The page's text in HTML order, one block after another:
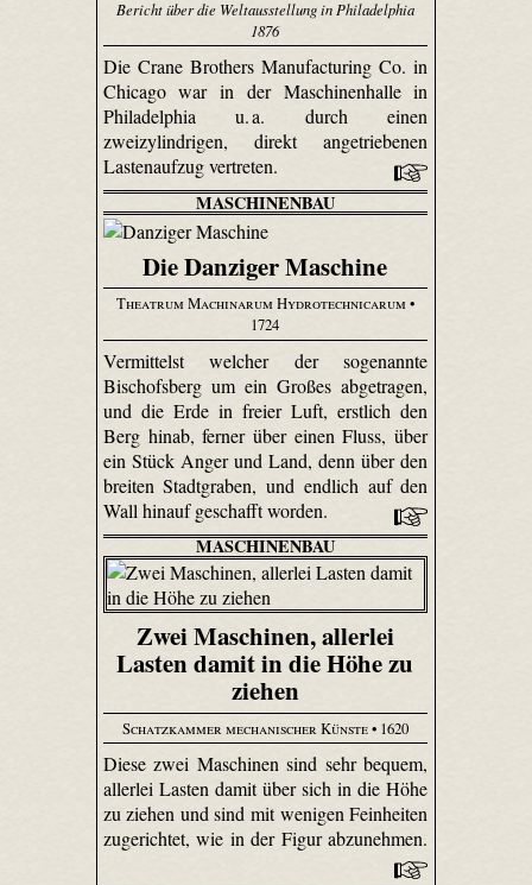
Bericht über die Weltausstellung in Philadelphia
1876
Die Crane Brothers Manu­factu­ring Co. in
Chicago war in der Maschinenhalle in
Philadelphia u. a. durch einen
zweizylindrigen, direkt angetriebenen
Lastenaufzug vertreten.
MASCHINENBAU
Die Danziger Maschine
Theatrum Machinarum Hydrotechnicarum •
1724
Vermittelst welcher der sogenannte
Bischofsberg um ein Großes abgetragen,
und die Erde in freier Luft, erstlich den
Berg hinab, ferner über einen Fluss, über
ein Stück Anger und Land, denn über den
breiten Stadtgraben, und endlich auf den
Wall hinauf geschafft worden.
MASCHINENBAU
Zwei Maschinen, allerlei
Lasten damit in die Höhe zu
ziehen
Schatzkammer mechanischer Künste• 1620
Diese zwei Maschinen sind sehr bequem,
allerlei Lasten damit über sich in die Höhe
zu ziehen und sind mit wenigen Feinheiten
zugerichtet, wie in der Figur abzunehmen.